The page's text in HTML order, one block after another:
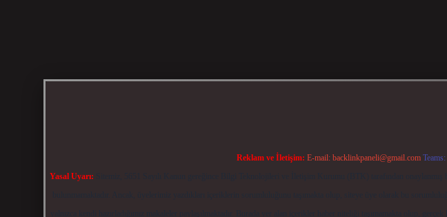
Reklam ve İletişim: E-mail: backlinkpaneli@gmail.com Teams:
Yasal Uyarı: